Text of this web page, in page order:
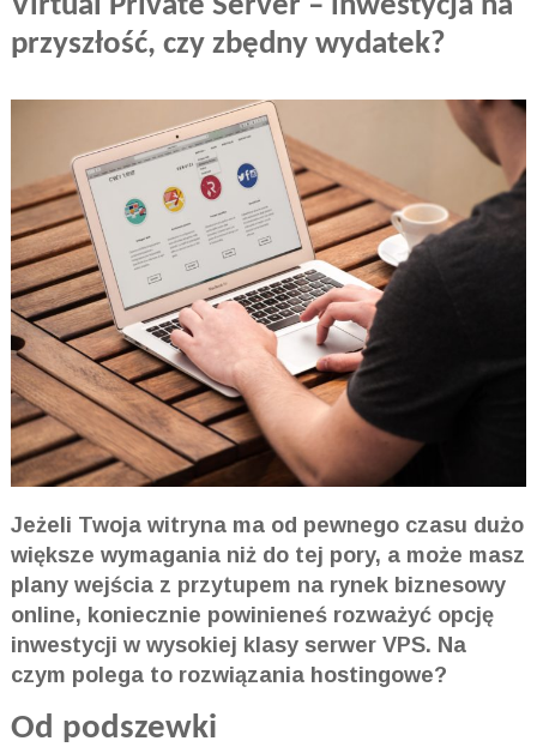
Virtual Private Server – inwestycja na
przyszłość, czy zbędny wydatek?
Jeżeli Twoja witryna ma od pewnego czasu dużo
większe wymagania niż do tej pory, a może masz
plany wejścia z przytupem na rynek biznesowy
online, koniecznie powinieneś rozważyć opcję
inwestycji w wysokiej klasy serwer VPS. Na
czym polega to rozwiązania hostingowe?
Od podszewki